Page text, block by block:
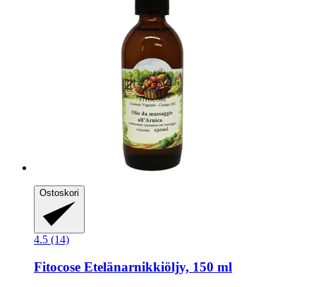
Ostoskori
4.5 (14)
Fitocose Etelänarnikkiöljy, 150 ml